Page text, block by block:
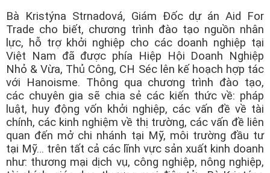
Bà Kristýna Strnadová, Giám Đốc dự án Aid For
Trade cho biết, chương trình đào tạo nguồn nhân
lực, hỗ trợ khởi nghiệp cho các doanh nghiệp tại
Việt Nam đã được phía Hiệp Hội Doanh Nghiệp
Nhỏ & Vừa, Thủ Công, CH Séc lên kế hoạch hợp tác
với Hanoisme. Thông qua chương trình đào tạo,
các chuyên gia sẽ chia sẻ các kiến thức về: pháp
luật, huy động vốn khởi nghiệp, các vấn đề về tài
chính, các kinh nghiệm về thị trường, các vấn đề liên
quan đến mở chi nhánh tại Mỹ, môi trường đầu tư
tại Mỹ… trên tất cả các lĩnh vực sản xuất kinh doanh
như: thương mại dịch vụ, công nghiệp, nông nghiệp,